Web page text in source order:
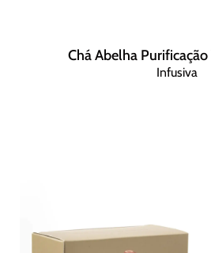
Chá Abelha Purificação
Infusiva